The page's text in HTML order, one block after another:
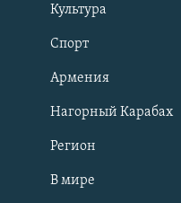
Культура
Спорт
Армения
Нагорный Карабах
Регион
В мире